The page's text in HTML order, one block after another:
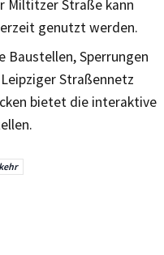
Miltitzer Straße kann
genutzt werden.
Baustellen, Sperrungen
Straßennetz
bietet die interaktive